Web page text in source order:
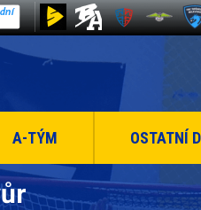
A-TÝM OSTATNÍ